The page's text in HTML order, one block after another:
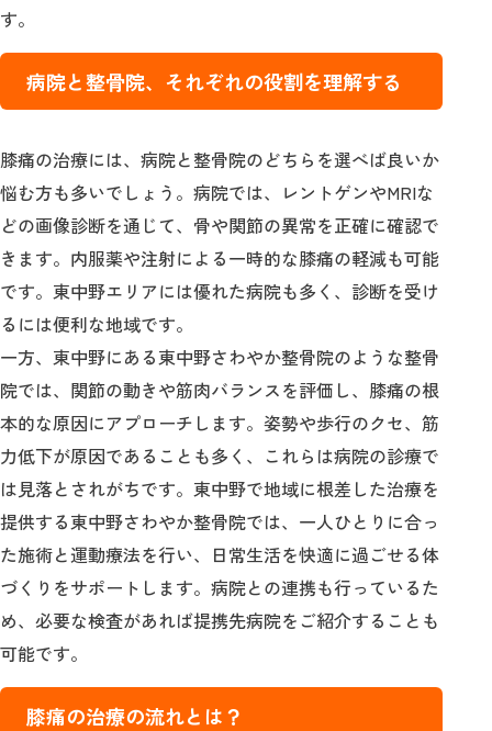
す。
病院と整骨院、それぞれの役割を理解する
膝痛の治療には、病院と整骨院のどちらを選べば良いか
悩む方も多いでしょう。病院では、レントゲンやMRIな
どの画像診断を通じて、骨や関節の異常を正確に確認で
きます。内服薬や注射による一時的な膝痛の軽減も可能
です。東中野エリアには優れた病院も多く、診断を受け
るには便利な地域です。
一方、東中野にある東中野さわやか整骨院のような整骨
院では、関節の動きや筋肉バランスを評価し、膝痛の根
本的な原因にアプローチします。姿勢や歩行のクセ、筋
力低下が原因であることも多く、これらは病院の診療で
は見落とされがちです。東中野で地域に根差した治療を
提供する東中野さわやか整骨院では、一人ひとりに合っ
た施術と運動療法を行い、日常生活を快適に過ごせる体
づくりをサポートします。病院との連携も行っているた
め、必要な検査があれば提携先病院をご紹介することも
可能です。
膝痛の治療の流れとは？